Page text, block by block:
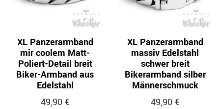
XL Panzerarmband
mir coolem Matt-
Poliert-Detail breit
Biker-Armband aus
Edelstahl
49,90 €
XL Panzerarmband
massiv Edelstahl
schwer breit
Bikerarmband silber
Männerschmuck
49,90 €